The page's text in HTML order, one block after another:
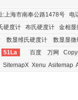
:上海市南奉公路1478号
硬度计 布氏硬度计
金相显
数显维氏硬度计
数显显微
51La 百度 万网
SitemapX Xenu Asitemap